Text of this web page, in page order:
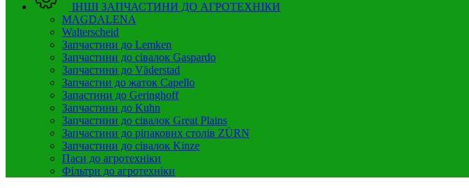
ІНШІ ЗАПЧАСТИНИ ДО АГРОТЕХНІКИ
MAGDALENA
Walterscheid
Запчастини до Lemken
Запчастини до сівалок Gaspardo
Запчастини до Väderstad
Запчастни до жаток Capello
Запастини до Geringhoff
Запчастини до Kuhn
Запчастини до сівалок Great Plains
Запчастини до ріпакових столів ZÜRN
Запчастини до сівалок Kinze
Паси до агротехніки
Фільтри до агротехніки